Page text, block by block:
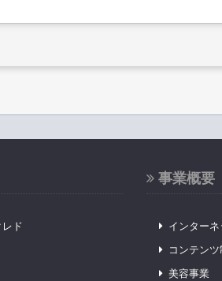
ド
事業概要
インター
コンテン
美容事業